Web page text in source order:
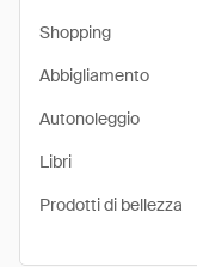
Shopping
Abbigliamento
Autonoleggio
Libri
Prodotti di bellezza